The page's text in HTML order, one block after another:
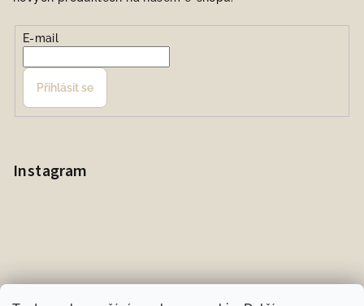
E-mail
Přihlásit se
Instagram